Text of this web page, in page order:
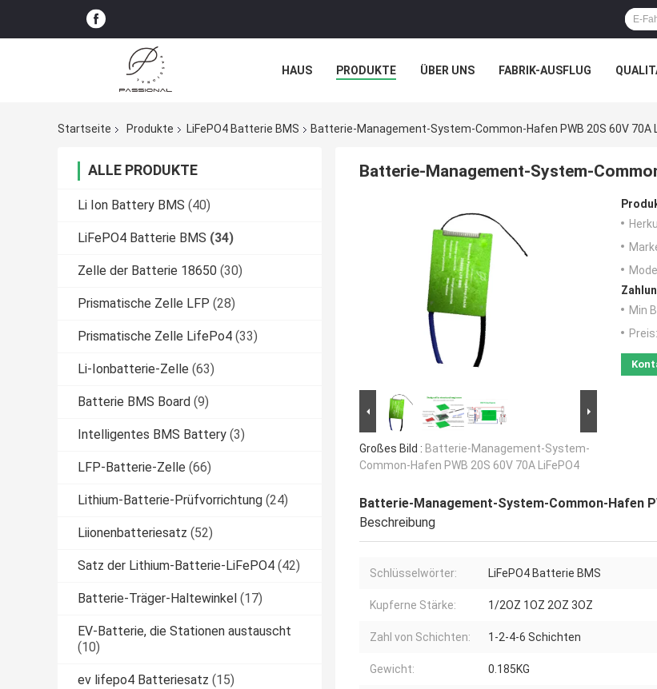
HAUS PRODUKTE ÜBER UNS FABRIK-AUSFLUG
Startseite
Produkte LiFePO4 Batterie BMS Batterie-Management-System-Common-Hafen PWB 20S 60V 70A
ALLE PRODUKTE
Li Ion Battery BMS (40)
LiFePO4 Batterie BMS (34)
Zelle der Batterie 18650 (30)
Prismatische Zelle LFP (28)
Prismatische Zelle LifePo4 (33)
Li-Ionbatterie-Zelle (63)
Batterie BMS Board (9)
Intelligentes BMS Battery (3)
LFP-Batterie-Zelle (66)
Lithium-Batterie-Prüfvorrichtung (24)
Liionenbatteriesatz (52)
Satz der Lithium-Batterie-LiFePO4 (42)
Batterie-Träger-Haltewinkel (17)
EV-Batterie, die Stationen austauscht
(10)
ev lifepo4 Batteriesatz (15)
Batterie-Management-System-
Großes Bild : Batterie-Management-System-
Common-Hafen PWB 20S 60V 70A LiFePO4
Min
Preis:
Batterie-Management-System-Common-Hafen
Beschreibung
Schlüsselwörter: LiFePO4 Batterie BMS
Kupferne Stärke: 1/2OZ 1OZ 2OZ 3OZ
Zahl von Schichten: 1-2-4-6 Schichten
Gewicht: 0.185KG